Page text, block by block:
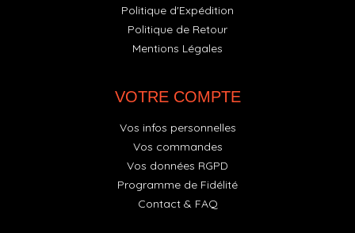
Politique d'Expédition
Politique de Retour
Mentions Légales
VOTRE COMPTE
Vos infos personnelles
Vos commandes
Vos données RGPD
Programme de Fidélité
Contact & FAQ